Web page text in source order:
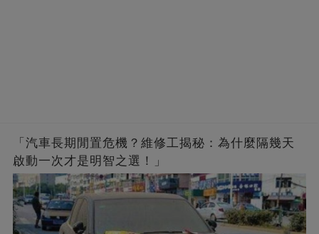
「汽車長期閒置危機？維修工揭秘：為什麼隔幾天
啟動一次才是明智之選！」